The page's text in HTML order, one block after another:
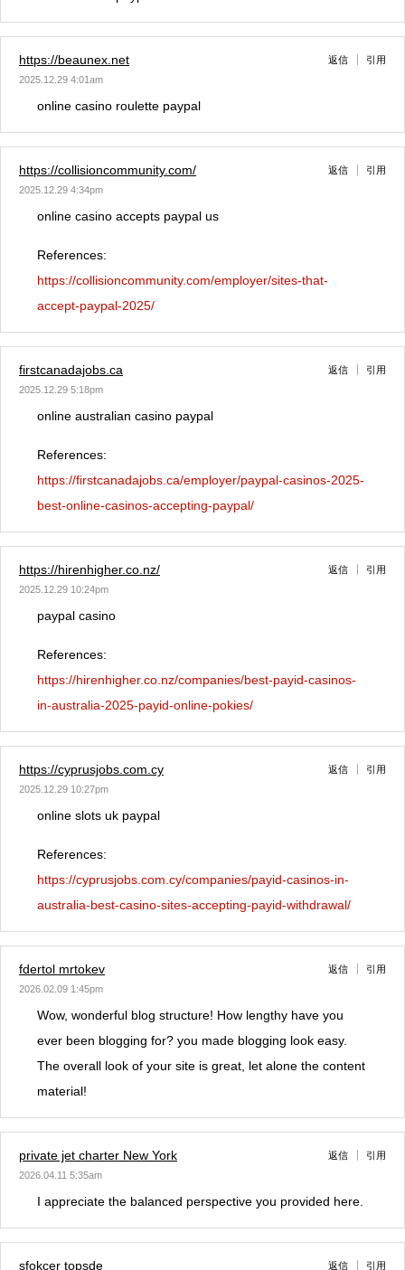
https://beaunex.net
2025.12.29 4:01am
返信 引用
online casino roulette paypal
https://collisioncommunity.com/
2025.12.29 4:34pm
返信 引用
online casino accepts paypal us
References:
https://collisioncommunity.com/employer/sites-that-
accept-paypal-2025/
firstcanadajobs.ca
2025.12.29 5:18pm
返信 引用
online australian casino paypal
References:
https://firstcanadajobs.ca/employer/paypal-casinos-2025-
best-online-casinos-accepting-paypal/
https://hirenhigher.co.nz/
2025.12.29 10:24pm
返信 引用
paypal casino
References:
https://hirenhigher.co.nz/companies/best-payid-casinos-
in-australia-2025-payid-online-pokies/
https://cyprusjobs.com.cy
2025.12.29 10:27pm
返信 引用
online slots uk paypal
References:
https://cyprusjobs.com.cy/companies/payid-casinos-in-
australia-best-casino-sites-accepting-payid-withdrawal/
fdertol mrtokev
2026.02.09 1:45pm
返信 引用
Wow, wonderful blog structure! How lengthy have you
ever been blogging for? you made blogging look easy.
The overall look of your site is great, let alone the content
material!
private jet charter New York
2026.04.11 5:35am
返信 引用
I appreciate the balanced perspective you provided here.
sfokcer topsde 返信 引用